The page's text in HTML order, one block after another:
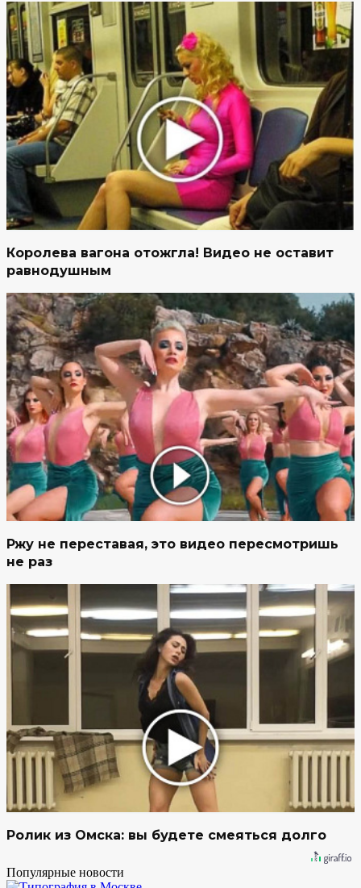
Королева вагона отожгла! Видео не оставит
равнодушным
Ржу не переставая, это видео пересмотришь
не раз
Ролик из Омска: вы будете смеяться долго
Популярные новости